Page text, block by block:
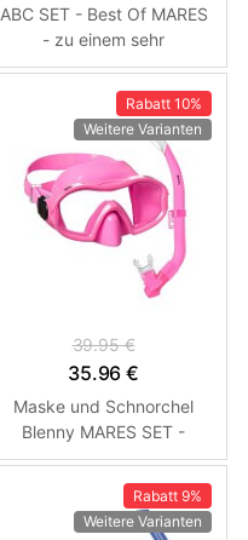
ABC SET - Best Of MARES
- zu einem sehr
erschwinglichen Preis
HEISS! Yellow 13 S
Rabatt 10%
Weitere Varianten
39.95 €
35.96 €
Maske und Schnorchel
Blenny MARES SET -
Kinder Rosa
Rabatt 9%
Weitere Varianten